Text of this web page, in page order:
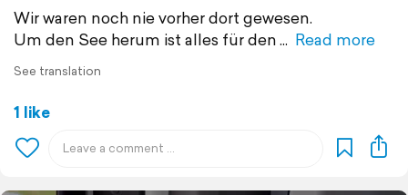
Wir waren noch nie vorher dort gewesen.
Um den See herum ist alles für den
Read more
See translation
1 like